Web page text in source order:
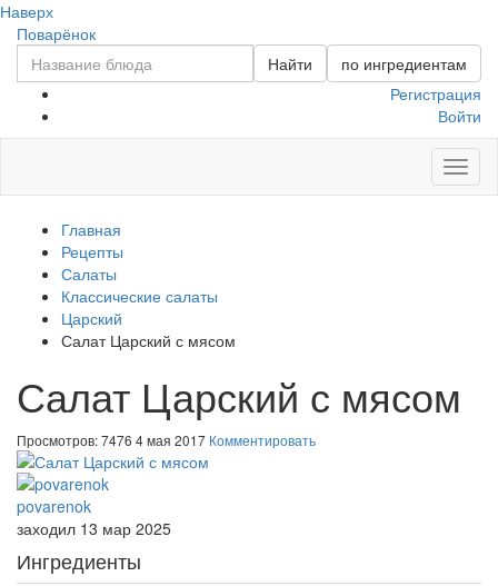
Наверх
Поварёнок
Найти
по ингредиентам
Регистрация
Войти
Главная
Рецепты
Салаты
Классические салаты
Царский
Салат Царский с мясом
Салат Царский с мясом
Просмотров: 7476 4 мая 2017 Комментировать
povarenok
заходил 13 мар 2025
Ингредиенты